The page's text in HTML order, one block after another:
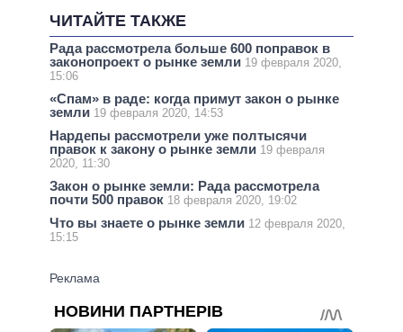
ЧИТАЙТЕ ТАКЖЕ
Рада рассмотрела больше 600 поправок в
законопроект о рынке земли 19 февраля 2020,
15:06
«Спам» в раде: когда примут закон о рынке
земли 19 февраля 2020, 14:53
Нардепы рассмотрели уже полтысячи
правок к закону о рынке земли 19 февраля
2020, 11:30
Закон о рынке земли: Рада рассмотрела
почти 500 правок 18 февраля 2020, 19:02
Что вы знаете о рынке земли 12 февраля 2020,
15:15